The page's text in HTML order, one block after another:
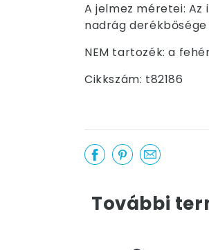
A jelmez méretei:
nadrág derékbősége
NEM tartozék: a
Cikkszám: t82186
További